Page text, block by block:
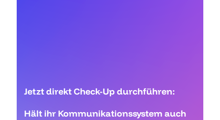
Jetzt direkt Check-Up durchführen:
Hält ihr Kommunikationssystem auch